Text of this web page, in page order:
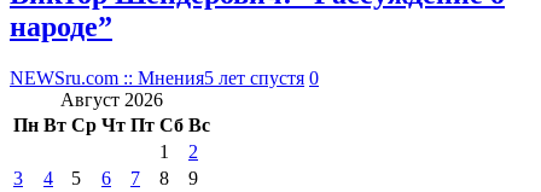
народе”
NEWSru.com :: Мнения5 лет спустя 0
Август 2026
Пн Вт Ср Чт Пт Сб Вс
1
2
3
4 5 6 7 8
9